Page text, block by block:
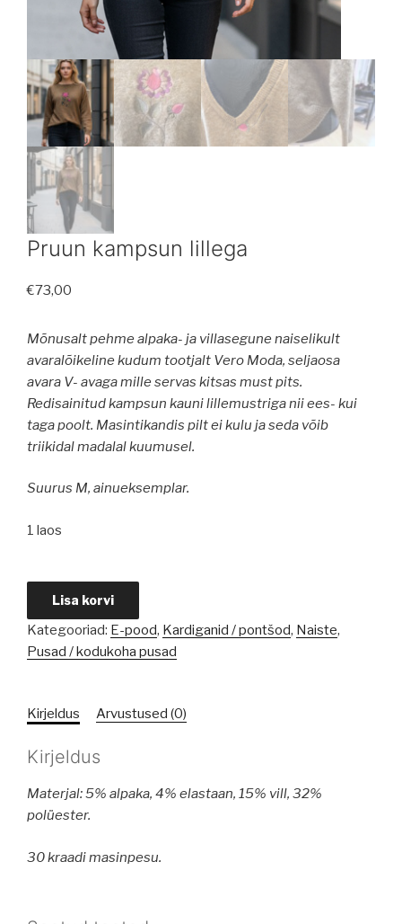
Pruun kampsun lillega
€73,00
Mõnusalt pehme alpaka- ja villasegune naiselikult
avaralõikeline kudum tootjalt Vero Moda, seljaosa
avara V- avaga mille servas kitsas must pits.
Redisainitud kampsun kauni lillemustriga nii ees- kui
taga poolt. Masintikandis pilt ei kulu ja seda võib
triikidal madalal kuumusel.
Suurus M, ainueksemplar.
1 laos
Pruun
lillega
kogus
Lisa korvi
Kategooriad: E-pood, Kardiganid / pontšod, Naiste,
Pusad / kodukoha pusad
Kirjeldus Arvustused (0)
Kirjeldus
Materjal: 5% alpaka, 4% elastaan, 15% vill, 32%
polüester.
30 kraadi masinpesu.